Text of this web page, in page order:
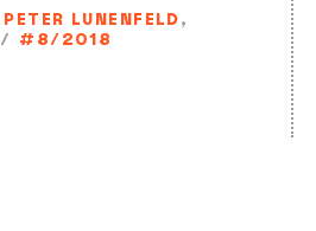
PETER LUNENFELD,
/ #8/2018